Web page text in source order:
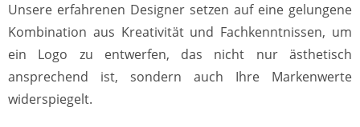
Unsere erfahrenen Designer setzen auf eine gelungene
Kombination aus Kreativität und Fachkenntnissen, um
ein Logo zu entwerfen, das nicht nur ästhetisch
ansprechend ist, sondern auch Ihre Markenwerte
widerspiegelt.